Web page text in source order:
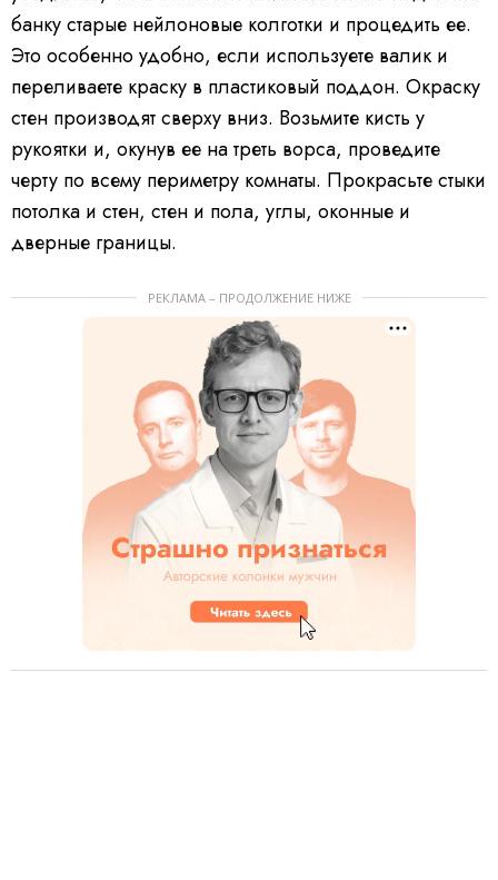
банку старые нейлоновые колготки и процедить ее.
Это особенно удобно, если используете валик и
переливаете краску в пластиковый поддон. Окраску
стен производят сверху вниз. Возьмите кисть у
рукоятки и, окунув ее на треть ворса, проведите
черту по всему периметру комнаты. Прокрасьте стыки
потолка и стен, стен и пола, углы, оконные и
дверные границы.
РЕКЛАМА – ПРОДОЛЖЕНИЕ НИЖЕ